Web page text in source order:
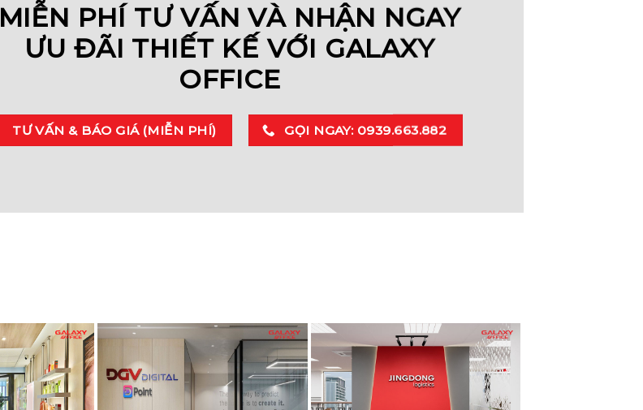
MIỄN PHÍ TƯ VẤN VÀ NHẬN NGAY
ƯU ĐÃI THIẾT KẾ VỚI GALAXY
OFFICE
TƯ VẤN & BÁO GIÁ (MIỄN PHÍ) GỌI NGAY: 0939.663.882